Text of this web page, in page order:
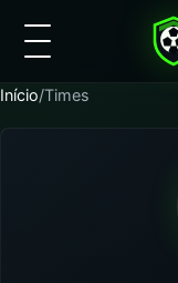
Início/Times